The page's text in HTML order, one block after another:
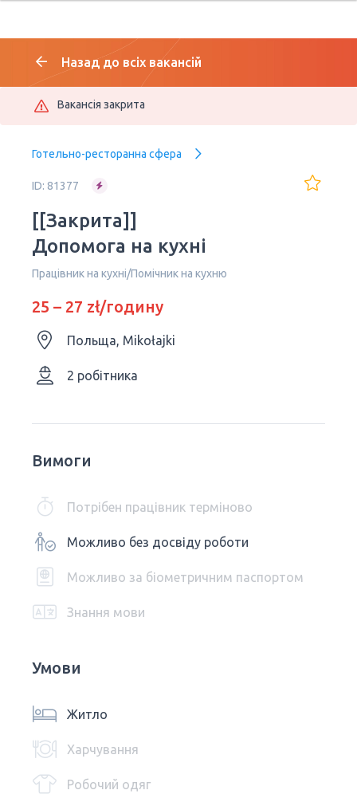
Назад до всіх вакансій
Вакансія закрита
Готельно-ресторанна сфера
ID: 81377
[[Закрита]]
Допомога на кухні
Працівник на кухні/Помічник на кухню
25 – 27 zł/годину
Польща, Mikołajki
2 робітника
Вимоги
Потрібен працівник терміново
Можливо без досвіду роботи
Можливо за біометричним паспортом
Знання мови
Умови
Житло
Харчування
Робочий одяг